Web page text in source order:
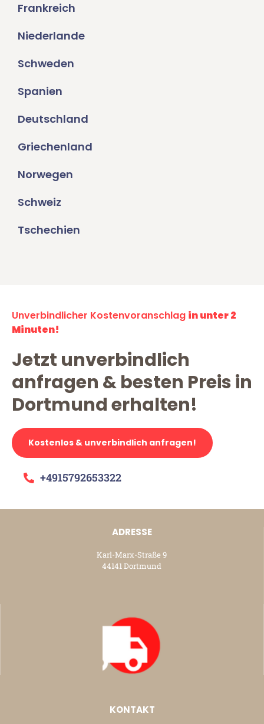
Frankreich
Niederlande
Schweden
Spanien
Deutschland
Griechenland
Norwegen
Schweiz
Tschechien
Unverbindlicher Kostenvoranschlag in unter 2
Minuten!
Jetzt unverbindlich
anfragen & besten Preis in
Dortmund erhalten!
Kostenlos & unverbindlich anfragen!
+4915792653322
ADRESSE
Karl-Marx-Straße 9
44141 Dortmund
KONTAKT